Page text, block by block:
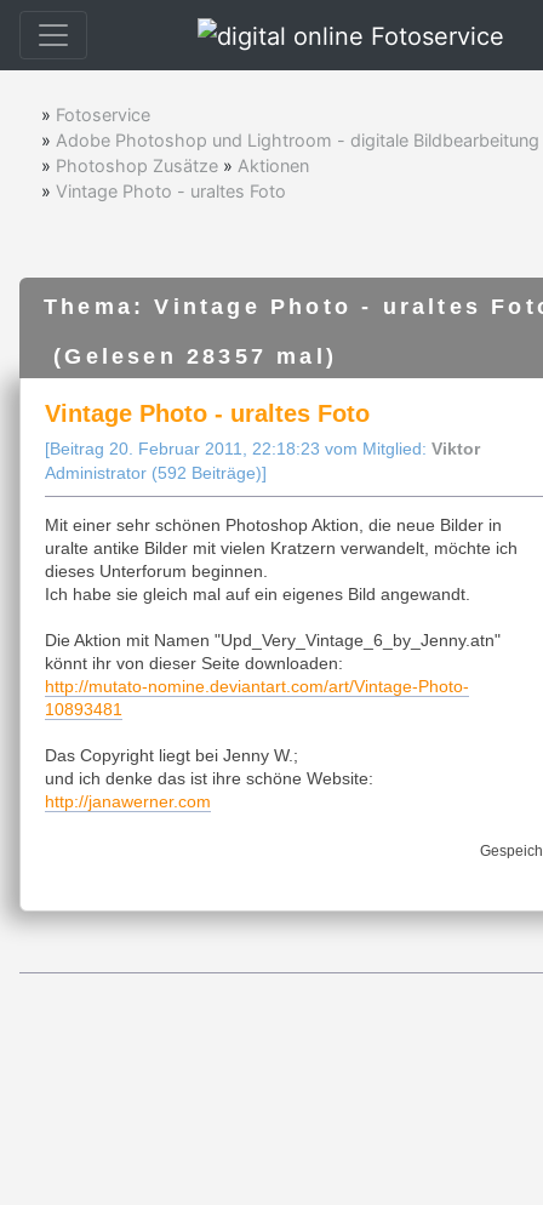
» Fotoservice
» Adobe Photoshop und Lightroom - digitale Bildbearbeitung
» Photoshop Zusätze » Aktionen
» Vintage Photo - uraltes Foto
Thema: Vintage Photo - uraltes
(Gelesen 28357 mal)
Vintage Photo - uraltes Foto
[Beitrag 20. Februar 2011, 22:18:23 vom Mitglied: Viktor
Administrator (592 Beiträge)]
Mit einer sehr schönen Photoshop Aktion, die neue Bilder in
uralte antike Bilder mit vielen Kratzern verwandelt, möchte ich
dieses Unterforum beginnen.
Ich habe sie gleich mal auf ein eigenes Bild angewandt.
Die Aktion mit Namen "Upd_Very_Vintage_6_by_Jenny.atn"
könnt ihr von dieser Seite downloaden:
http://mutato-nomine.deviantart.com/art/Vintage-Photo-
10893481
Das Copyright liegt bei Jenny W.;
und ich denke das ist ihre schöne Website:
http://janawerner.com